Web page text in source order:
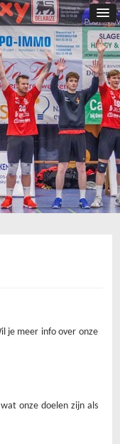
je meer info over onze
onze doelen zijn als